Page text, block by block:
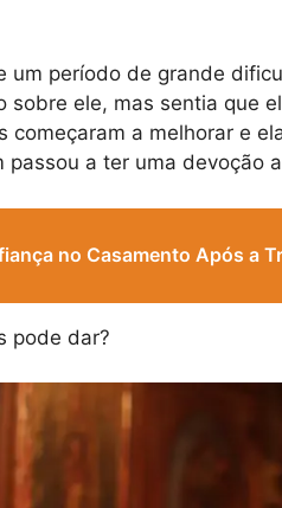
período de grande
ele, mas sentia que
começaram a melhorar e
a ter uma devoção
no Casamento Após a
pode dar?